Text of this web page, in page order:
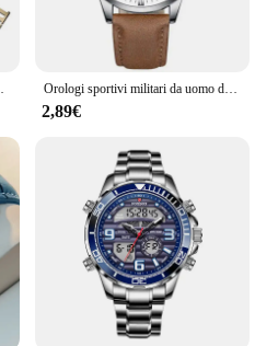
moderna adesivi per soggiorno Orologi sportivi militari da uomo di moda di lusso orologio da polso al quarzo in pelle marrone maschile orologio Casual da uomo d'affari Relogio Masculino
2,89€